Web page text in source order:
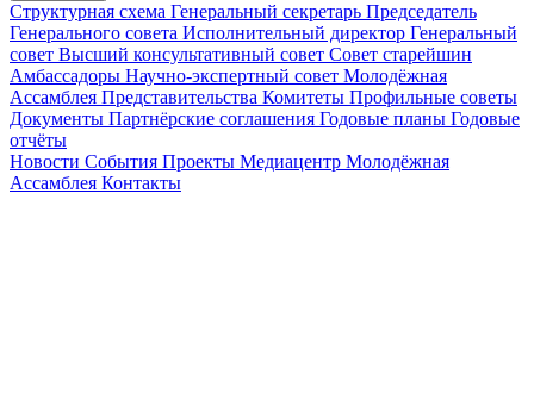
Структурная схема Генеральный секретарь Председатель
Генерального совета Исполнительный директор Генеральный
совет Высший консультативный совет Совет старейшин
Амбассадоры Научно-экспертный совет Молодёжная
Ассамблея Представительства Комитеты Профильные советы
Документы Партнёрские соглашения Годовые планы Годовые
отчёты
Новости События Проекты Медиацентр Молодёжная
Ассамблея Контакты